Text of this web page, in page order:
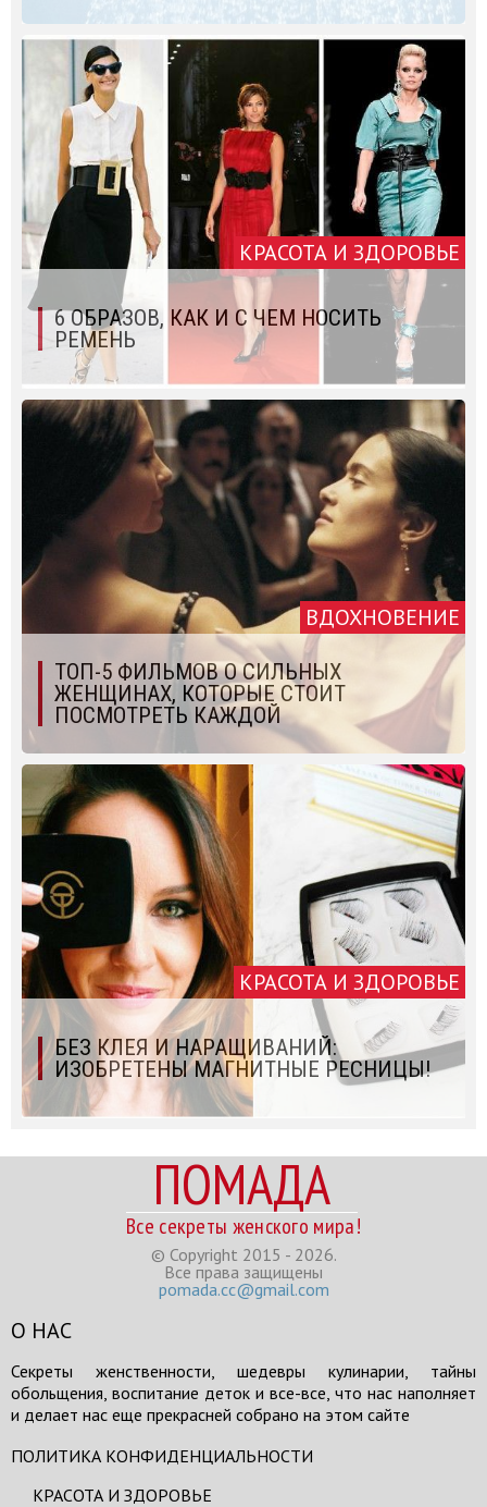
КРАСОТА И ЗДОРОВЬЕ
6 ОБРАЗОВ, КАК И С ЧЕМ НОСИТЬ
РЕМЕНЬ
ВДОХНОВЕНИЕ
ТОП-5 ФИЛЬМОВ О СИЛЬНЫХ
ЖЕНЩИНАХ, КОТОРЫЕ СТОИТ
ПОСМОТРЕТЬ КАЖДОЙ
КРАСОТА И ЗДОРОВЬЕ
БЕЗ КЛЕЯ И НАРАЩИВАНИЙ:
ИЗОБРЕТЕНЫ МАГНИТНЫЕ РЕСНИЦЫ!
ПОМАДА
Все секреты женского мира!
© Copyright 2015 - 2026.
Все права защищены
pomada.cc@gmail.com
О НАС
Секреты женственности, шедевры кулинарии, тайны
обольщения, воспитание деток и все-все, что нас наполняет
и делает нас еще прекрасней собрано на этом сайте
ПОЛИТИКА КОНФИДЕНЦИАЛЬНОСТИ
КРАСОТА И ЗДОРОВЬЕ